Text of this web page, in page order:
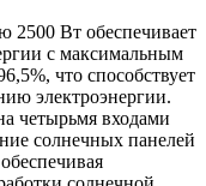
2500 Вт обеспечивает
с максимальным
что способствует
электроэнергии.
четырьмя входами
солнечных панелей